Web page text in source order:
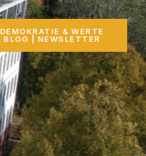
DEMOKRATIE & WERTE
BLOG | NEWSLETTER